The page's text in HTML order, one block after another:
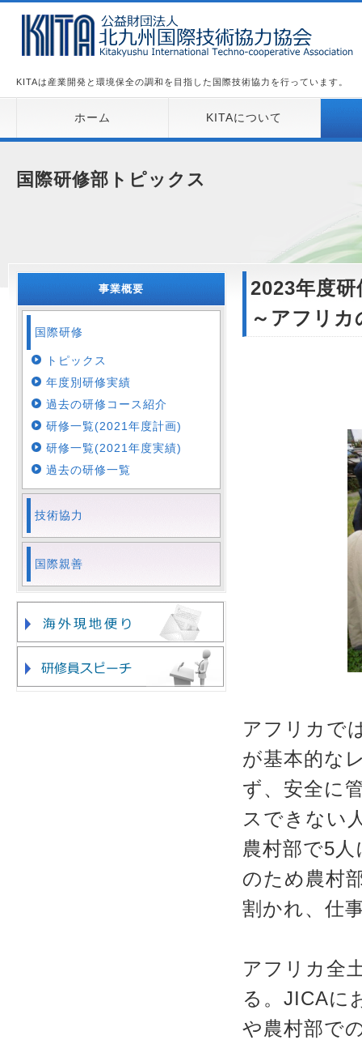
KITAは産業開発と環境保全の調和を目指した国際技術協力を行っています。
ホーム KITAについて
国際研修部トピックス
2023年度
～アフリ
アフリカで
が基本的な
ず、安全に
スできない
農村部で5
のため農村
割かれ、仕
アフリカ全
る。JICAに
や農村部で
事業概要
国際研修
トピックス
年度別研修実績
過去の研修コース紹介
研修一覧(2021年度計画)
研修一覧(2021年度実績)
過去の研修一覧
技術協力
国際親善